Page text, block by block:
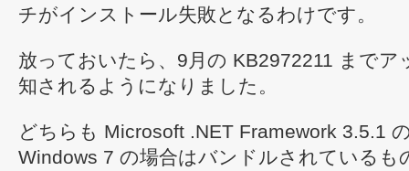
チがインストール失敗となるわけです。
放っておいたら、9月の KB2972211 までア
知されるようになりました。
どちらも Microsoft .NET Framework 3.5.1
Windows 7 の場合はバンドルされているも